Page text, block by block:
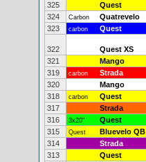
325
Quest
324
Carbon Quatrevelo
323
carbon Quest
322 Quest XS
321
Mango
319
carbon Strada
320
Mango
318
carbon Quest
317
Strada
316
3x20" Quest
315
Quest Bluevelo QB
314
Strada
313
Quest